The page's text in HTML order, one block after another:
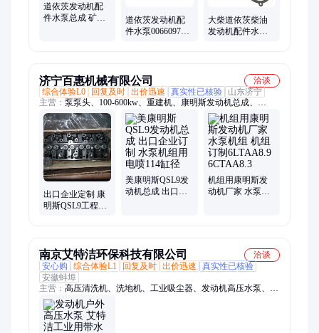
道依茨发动机配
件水泵总成 矿山
道依茨发动机配
件水泵00660978
大柴道依茨柴油
发动机配件水泵
济宁百惠机械有限公司
洽谈
综合体验L0
回复及时 出价迅速 真实性已核验
山东济宁
主营： 泵泵头、100-600kw、重建机、康明斯发动机总成、
r385lc-9t、摇臂垫、改电喷、电磁阀、凸轮轴、加热器、yc260lc-
8、isf2.8isf、增压器、喷油器、pc220-8m0、传感器、机中缸、
pc240lc-8、6bt-6d102、飞轮壳、电脑板、3990517-5、油压表、
基础机、齿轮室、冷却器
出口企业定制 康
明斯QSL9工程机
美康明斯QSL9发
动机总成 出口企
机组用康明斯发
动机厂家 水泵机
南京艾特洁环保科技有限公司
洽谈
安心购
综合体验L1 回复及时 出价迅速
真实性已核验
安徽蚌埠
主营： 高压清洗机、洗地机、工业吸尘器、发动机高压水泵、管
道疏通机、手推式洗地机、驾驶式洗地机、洗地车、高压水枪清
洗机、超高压清洗机、电动高压水枪、高压管道疏通机、保洁洗
地机、工厂洗地机、工业洗地机、全自动洗地机、电动洗地机、